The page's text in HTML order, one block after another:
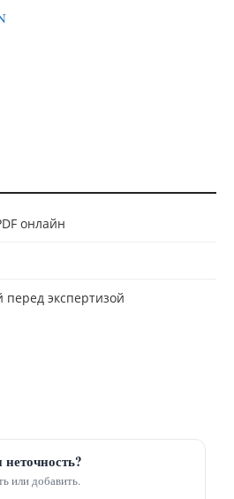
онлайн
экспертизой
или добавить.